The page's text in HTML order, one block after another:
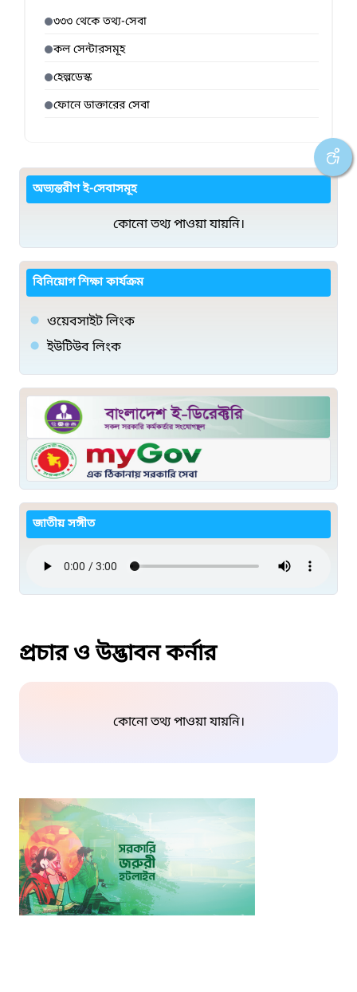
৩৩৩ থেকে তথ্য-সেবা
কল সেন্টারসমূহ
হেল্পডেস্ক
ফোনে ডাক্তারের সেবা
অভ্যন্তরীণ ই-সেবাসমূহ
কোনো তথ্য পাওয়া যায়নি।
বিনিয়োগ শিক্ষা কার্যক্রম
ওয়েবসাইট লিংক
ইউটিউব লিংক
জাতীয় সঙ্গীত
প্রচার ও উদ্ভাবন কর্নার
কোনো তথ্য পাওয়া যায়নি।